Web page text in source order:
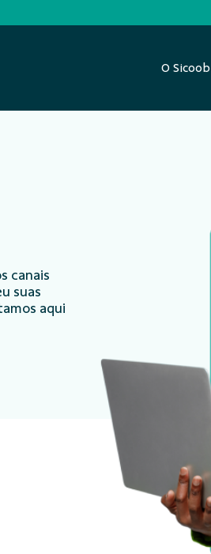
O Sicoob
canais
suas
aqui